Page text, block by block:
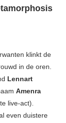
klinkt de
in de oren.
Lennart
Amenra
live-act).
even duistere